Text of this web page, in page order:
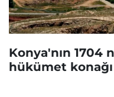
Konya'nın 1704
hükümet konağı